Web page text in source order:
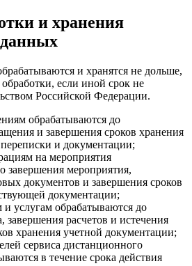
и хранения
и хранятся не дольше,
если иной срок не
Российской Федерации.
обрабатываются до
и завершения сроков хранения
и документации;
на мероприятия
завершения мероприятия,
документов и завершения сроков
документации;
и услугам обрабатываются до
завершения расчетов и истечения
хранения учетной документации;
сервиса дистанционного
в течение срока действия